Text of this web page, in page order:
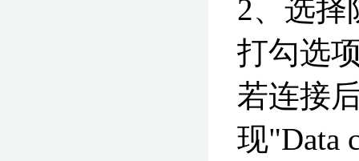
2、选择
打勾选
若连接
现"Data